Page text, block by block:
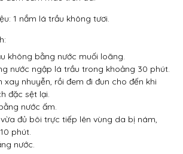
1 nắm lá trầu không tươi.
không bằng nước muối loãng.
nước ngập lá trầu trong khoảng 30 phút.
xay nhuyễn, rồi đem đi đun cho đến khi
đặc sệt lại.
nước ấm.
đủ bôi trực tiếp lên vùng da bị nám,
phút.
nước.